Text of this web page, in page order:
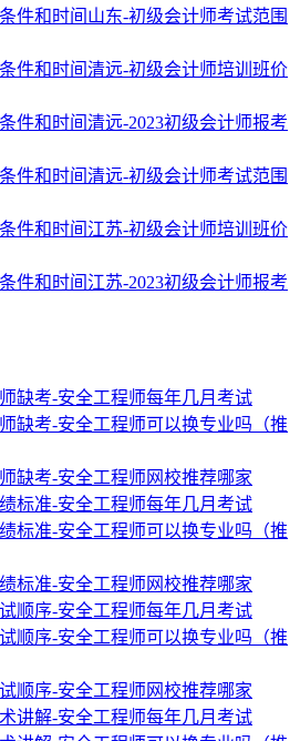
件和时间山东-初级会计师考试范围
件和时间清远-初级会计师培训班价
件和时间清远-2023初级会计师报考
件和时间清远-初级会计师考试范围
件和时间江苏-初级会计师培训班价
件和时间江苏-2023初级会计师报考
缺考-安全工程师每年几月考试
缺考-安全工程师可以换专业吗（推
缺考-安全工程师网校推荐哪家
标准-安全工程师每年几月考试
标准-安全工程师可以换专业吗（推
标准-安全工程师网校推荐哪家
顺序-安全工程师每年几月考试
顺序-安全工程师可以换专业吗（推
顺序-安全工程师网校推荐哪家
讲解-安全工程师每年几月考试